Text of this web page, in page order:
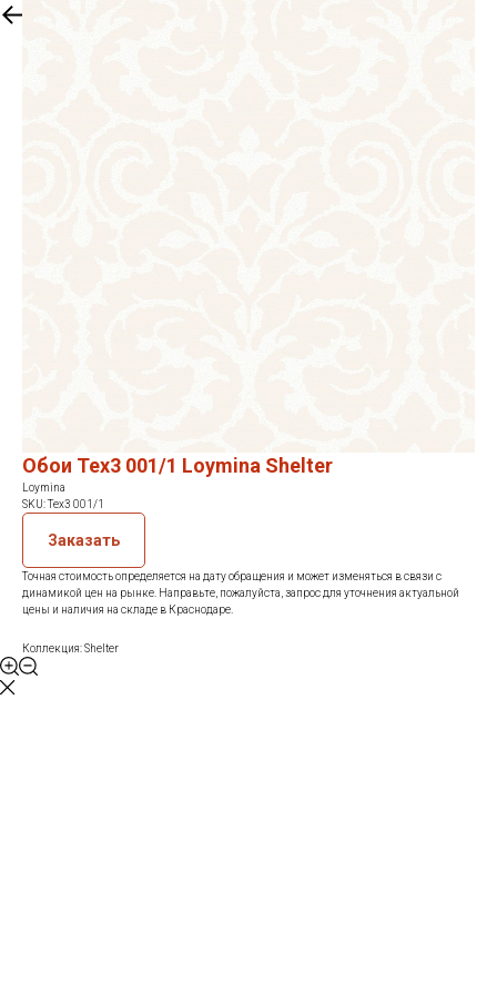
Закрыть
Обои Tex3 001/1 Loymina Shelter
Loymina
SKU:Tex3 001/1
Заказать
Точная стоимость определяется на дату обращения и может изменяться в связи с
динамикой цен на рынке. Направьте, пожалуйста, запрос для уточнения актуальной
цены и наличия на складе в Краснодаре.
Коллекция: Shelter